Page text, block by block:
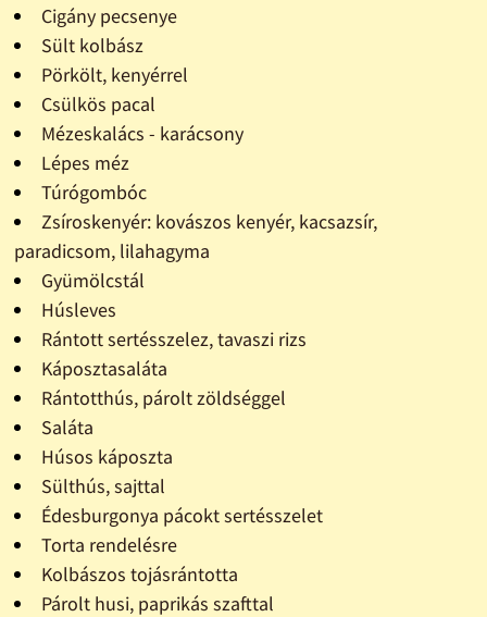
Cigány pecsenye
Sült kolbász
Pörkölt, kenyérrel
Csülkös pacal
Mézeskalács - karácsony
Lépes méz
Túrógombóc
Zsíroskenyér: kovászos kenyér, kacsazsír,
paradicsom, lilahagyma
Gyümölcstál
Húsleves
Rántott sertésszelez, tavaszi rizs
Káposztasaláta
Rántotthús, párolt zöldséggel
Saláta
Húsos káposzta
Sülthús, sajttal
Édesburgonya pácokt sertésszelet
Torta rendelésre
Kolbászos tojásrántotta
Párolt husi, paprikás szafttal